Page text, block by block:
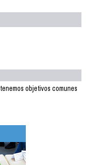
objetivos comunes